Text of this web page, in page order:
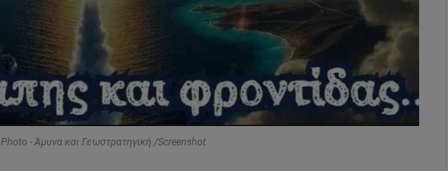
Photo - Άμυνα και Γεωστρατηγική /Screenshot